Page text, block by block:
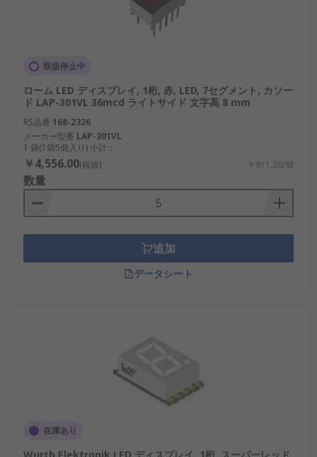
取扱停止中
ローム LED ディスプレイ, 1桁, 赤, LED, 7セグメント, カソー
ド LAP-301VL 36mcd ライトサイド 文字高 8 mm
RS品番 168-2326
メーカー型番 LAP-301VL
1 袋(1袋5個入り) 小計：
￥4,556.00(税抜) ￥911.20/個
数量
追加
データシート
在庫あり